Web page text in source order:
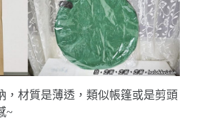
，材質是薄透，類似帳篷或是剪頭
~